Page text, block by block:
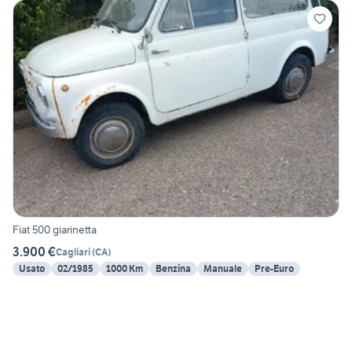
Fiat 500 giarinetta
3.900 €Cagliari(CA)
Usato
02/1985 1000 Km Benzina Manuale Pre-Euro